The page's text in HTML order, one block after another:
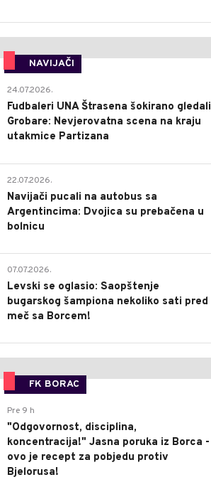
NAVIJAČI
24.07.2026.
Fudbaleri UNA Štrasena šokirano gledali
Grobare: Nevjerovatna scena na kraju
utakmice Partizana
22.07.2026.
Navijači pucali na autobus sa
Argentincima: Dvojica su prebačena u
bolnicu
07.07.2026.
Levski se oglasio: Saopštenje
bugarskog šampiona nekoliko sati pred
meč sa Borcem!
FK BORAC
Pre 9 h
"Odgovornost, disciplina,
koncentracija!" Jasna poruka iz Borca -
ovo je recept za pobjedu protiv
Bjelorusa!